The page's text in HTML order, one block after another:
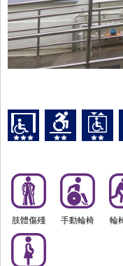
肢體傷殘 手動輪椅 輪